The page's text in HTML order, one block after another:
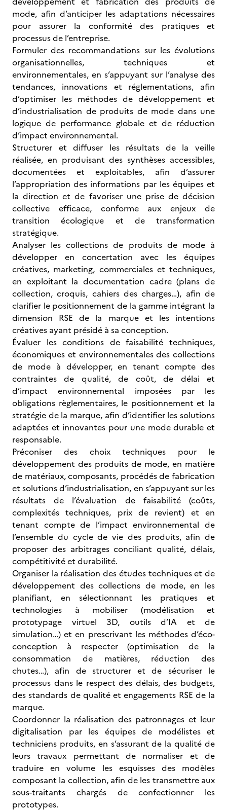
mode, afin d’anticiper les adaptations nécessaires
pour assurer la conformité des pratiques et
processus de l’entreprise.
Formuler des recommandations sur les évolutions
organisationnelles, techniques et
environnementales, en s’appuyant sur l’analyse des
tendances, innovations et réglementations, afin
d’optimiser les méthodes de développement et
d’industrialisation de produits de mode dans une
logique de performance globale et de réduction
d’impact environnemental.
Structurer et diffuser les résultats de la veille
réalisée, en produisant des synthèses accessibles,
documentées et exploitables, afin d’assurer
l’appropriation des informations par les équipes et
la direction et de favoriser une prise de décision
collective efficace, conforme aux enjeux de
transition écologique et de transformation
stratégique.
Analyser les collections de produits de mode à
développer en concertation avec les équipes
créatives, marketing, commerciales et techniques,
en exploitant la documentation cadre (plans de
collection, croquis, cahiers des charges…), afin de
clarifier le positionnement de la gamme intégrant la
dimension RSE de la marque et les intentions
créatives ayant présidé à sa conception.
Évaluer les conditions de faisabilité techniques,
économiques et environnementales des collections
de mode à développer, en tenant compte des
contraintes de qualité, de coût, de délai et
d’impact environnemental imposées par les
obligations règlementaires, le positionnement et la
stratégie de la marque, afin d’identifier les solutions
adaptées et innovantes pour une mode durable et
responsable.
Préconiser des choix techniques pour le
développement des produits de mode, en matière
de matériaux, composants, procédés de fabrication
et solutions d’industrialisation, en s’appuyant sur les
résultats de l’évaluation de faisabilité (coûts,
complexités techniques, prix de revient) et en
tenant compte de l’impact environnemental de
l’ensemble du cycle de vie des produits, afin de
proposer des arbitrages conciliant qualité, délais,
compétitivité et durabilité.
Organiser la réalisation des études techniques et de
développement des collections de mode, en les
planifiant, en sélectionnant les pratiques et
technologies à mobiliser (modélisation et
prototypage virtuel 3D, outils d’IA et de
simulation…) et en prescrivant les méthodes d’éco-
conception à respecter (optimisation de la
consommation de matières, réduction des
chutes…), afin de structurer et de sécuriser le
processus dans le respect des délais, des budgets,
des standards de qualité et engagements RSE de la
marque.
Coordonner la réalisation des patronnages et leur
digitalisation par les équipes de modélistes et
techniciens produits, en s’assurant de la qualité de
leurs travaux permettant de normaliser et de
traduire en volume les esquisses des modèles
composant la collection, afin de les transmettre aux
sous-traitants chargés de confectionner les
prototypes.